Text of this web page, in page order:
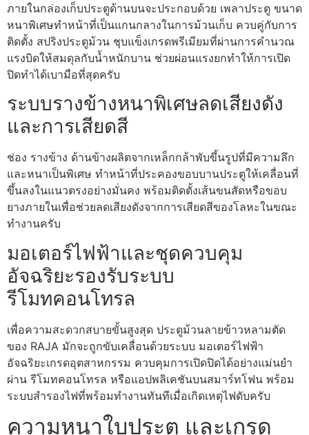
ภายในกล่องเก็บประตูด้านบนจะประกอบด้วย เพลาประตู ขนาด
หนาพิเศษทำหน้าที่เป็นแกนกลางในการม้วนเก็บ ควบคู่กับการ
ติดตั้ง สปริงประตูม้วน ชุบแข็งเกรดพรีเมียมที่ผ่านการคำนวณ
แรงบิดให้สมดุลกับน้ำหนักบาน ช่วยผ่อนแรงยกทำให้การเปิด
ปิดทำได้เบามือที่สุดครับ
ระบบรางข้างหนาพิเศษลดเสียงดัง
และการเสียดสี
ช่อง รางข้าง ด้านข้างผลิตจากเหล็กกล้าพับขึ้นรูปที่มีความลึก
และหนาเป็นพิเศษ ทำหน้าที่ประคองขอบบานประตูให้เคลื่อนที่
ขึ้นลงในแนวตรงอย่างมั่นคง พร้อมติดตั้งเส้นขนสัดหรือขอบ
ยางภายในเพื่อช่วยลดเสียงดังจากการเสียดสีของโลหะในขณะ
ทำงานครับ
มอเตอร์ไฟฟ้าและชุดควบคุม
อัจฉริยะรองรับระบบ
รีโมทคอนโทรล
เพื่อความสะดวกสบายขั้นสูงสุด ประตูม้วนลายข้าวหลามตัด
ของ RAJA มักจะถูกขับเคลื่อนด้วยระบบ มอเตอร์ไฟฟ้า
อัจฉริยะเกรดอุตสาหกรรม ควบคุมการเปิดปิดได้อย่างแม่นยำ
ผ่าน รีโมทคอนโทรล หรือแอปพลิเคชันบนสมาร์ทโฟน พร้อม
ระบบสำรองไฟที่พร้อมทำงานทันทีเมื่อเกิดเหตุไฟดับครับ
ความหนาใบประตู และเกรด